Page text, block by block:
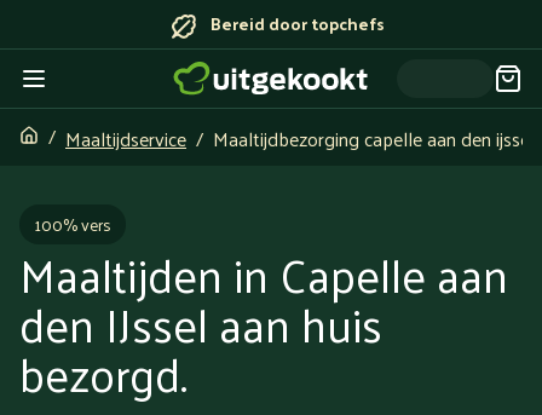
Bereid door topchefs
Maaltijdservice Maaltijdbezorging capelle aan den ijssel
100% vers
Maaltijden in Capelle aan
den IJssel aan huis
bezorgd.